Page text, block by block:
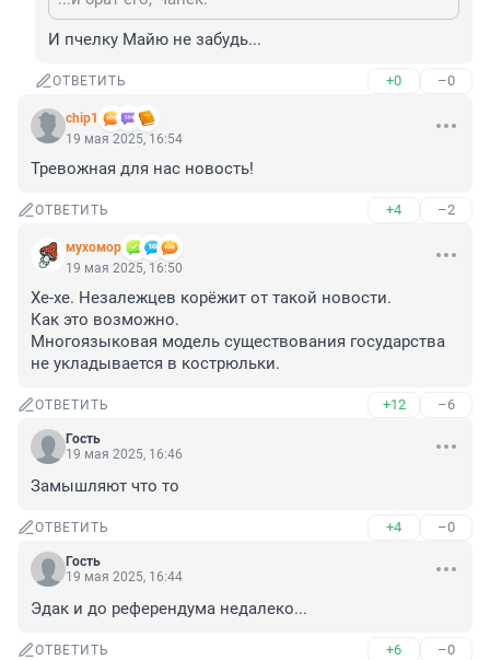
И пчелку Майю не забудь...
ОТВЕТИТЬ +0 –0
chip1
19 мая 2025, 16:54
Тревожная для нас новость!
ОТВЕТИТЬ +4 –2
мухомор
19 мая 2025, 16:50
Хе-хе. Незалежцев корёжит от такой новости.
Как это возможно.
Многоязыковая модель существования государства
не укладывается в кострюльки.
ОТВЕТИТЬ +12 –6
Гость
19 мая 2025, 16:46
Замышляют что то
ОТВЕТИТЬ +4 –0
Гость
19 мая 2025, 16:44
Эдак и до референдума недалеко...
ОТВЕТИТЬ +6 –0